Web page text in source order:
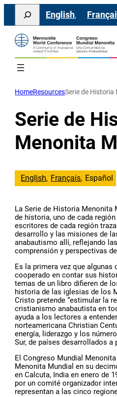
Saltar
contenido
Search
English
HomeResourcesSerie de Historia
Serie de
Menonita
English Français Español
La Serie de Historia
de historia, uno de cada
escritores de cada región
desarrollo y las misiones de
anabautismo allí, reflejando
comprensión y perspectivas
Es la primera vez que algunas
cooperado en contar sus
temas de un libro difieren de
historia de las iglesias de los
Cristo pretende “estimular la
cristianismo anabautista en
ayuda a los lectores a
norteamericana Christian
energía, liderazgo y los
Sur, de países desarrollados a
El Congreso Mundial
Menonita Mundial en su
en Calcuta, India en enero de
por un comité organizador
representan a las cinco